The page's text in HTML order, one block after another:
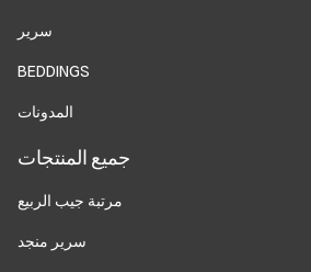
سرير
BEDDINGS
المدونات
جميع المنتجات
مرتبة جيب الربيع
سرير منجد